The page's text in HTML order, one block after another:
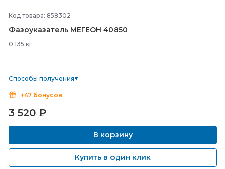
Код товара: 858302
Фазоуказатель МЕГЕОН 40850
0.135 кг
Способы получения
+47 бонусов
3 520 ₽
В корзину
Купить в один клик